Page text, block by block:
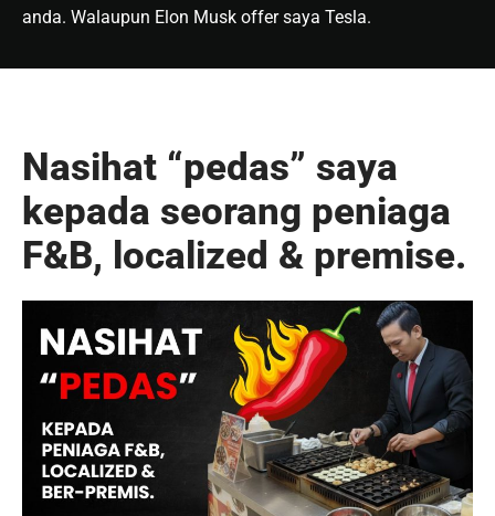
anda. Walaupun Elon Musk offer saya Tesla.
Nasihat “pedas” saya
kepada seorang peniaga
F&B, localized & premise.